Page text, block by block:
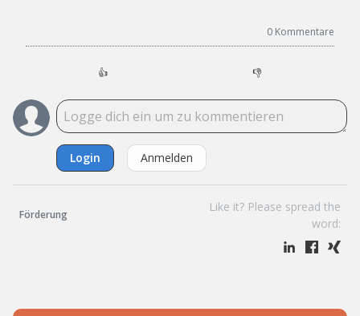
0 Kommentare
👍 👎
Login Anmelden
Förderung
Like it? Please spread the
word: